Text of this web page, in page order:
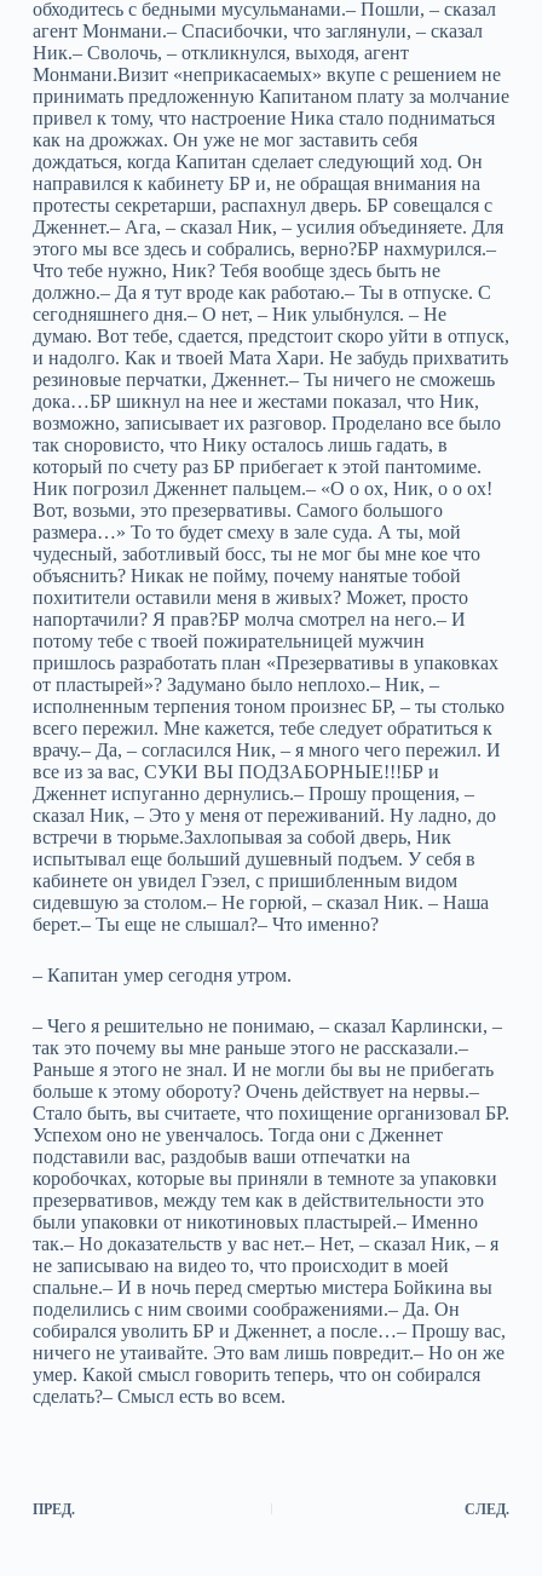
обходитесь с бедными мусульманами.– Пошли, – сказал
агент Монмани.– Спасибочки, что заглянули, – сказал
Ник.– Сволочь, – откликнулся, выходя, агент
Монмани.Визит «неприкасаемых» вкупе с решением не
принимать предложенную Капитаном плату за молчание
привел к тому, что настроение Ника стало подниматься
как на дрожжах. Он уже не мог заставить себя
дождаться, когда Капитан сделает следующий ход. Он
направился к кабинету БР и, не обращая внимания на
протесты секретарши, распахнул дверь. БР совещался с
Дженнет.– Ага, – сказал Ник, – усилия объединяете. Для
этого мы все здесь и собрались, верно?БР нахмурился.–
Что тебе нужно, Ник? Тебя вообще здесь быть не
должно.– Да я тут вроде как работаю.– Ты в отпуске. С
сегодняшнего дня.– О нет, – Ник улыбнулся. – Не
думаю. Вот тебе, сдается, предстоит скоро уйти в отпуск,
и надолго. Как и твоей Мата Хари. Не забудь прихватить
резиновые перчатки, Дженнет.– Ты ничего не сможешь
дока…БР шикнул на нее и жестами показал, что Ник,
возможно, записывает их разговор. Проделано все было
так сноровисто, что Нику осталось лишь гадать, в
который по счету раз БР прибегает к этой пантомиме.
Ник погрозил Дженнет пальцем.– «О о ох, Ник, о о ох!
Вот, возьми, это презервативы. Самого большого
размера…» То то будет смеху в зале суда. А ты, мой
чудесный, заботливый босс, ты не мог бы мне кое что
объяснить? Никак не пойму, почему нанятые тобой
похитители оставили меня в живых? Может, просто
напортачили? Я прав?БР молча смотрел на него.– И
потому тебе с твоей пожирательницей мужчин
пришлось разработать план «Презервативы в упаковках
от пластырей»? Задумано было неплохо.– Ник, –
исполненным терпения тоном произнес БР, – ты столько
всего пережил. Мне кажется, тебе следует обратиться к
врачу.– Да, – согласился Ник, – я много чего пережил. И
все из за вас, СУКИ ВЫ ПОДЗАБОРНЫЕ!!!БР и
Дженнет испуганно дернулись.– Прошу прощения, –
сказал Ник, – Это у меня от переживаний. Ну ладно, до
встречи в тюрьме.Захлопывая за собой дверь, Ник
испытывал еще больший душевный подъем. У себя в
кабинете он увидел Гэзел, с пришибленным видом
сидевшую за столом.– Не горюй, – сказал Ник. – Наша
берет.– Ты еще не слышал?– Что именно?
– Капитан умер сегодня утром.
– Чего я решительно не понимаю, – сказал Карлински, –
так это почему вы мне раньше этого не рассказали.–
Раньше я этого не знал. И не могли бы вы не прибегать
больше к этому обороту? Очень действует на нервы.–
Стало быть, вы считаете, что похищение организовал БР.
Успехом оно не увенчалось. Тогда они с Дженнет
подставили вас, раздобыв ваши отпечатки на
коробочках, которые вы приняли в темноте за упаковки
презервативов, между тем как в действительности это
были упаковки от никотиновых пластырей.– Именно
так.– Но доказательств у вас нет.– Нет, – сказал Ник, – я
не записываю на видео то, что происходит в моей
спальне.– И в ночь перед смертью мистера Бойкина вы
поделились с ним своими соображениями.– Да. Он
собирался уволить БР и Дженнет, а после…– Прошу вас,
ничего не утаивайте. Это вам лишь повредит.– Но он же
умер. Какой смысл говорить теперь, что он собирался
сделать?– Смысл есть во всем.
ПРЕД. СЛЕД.